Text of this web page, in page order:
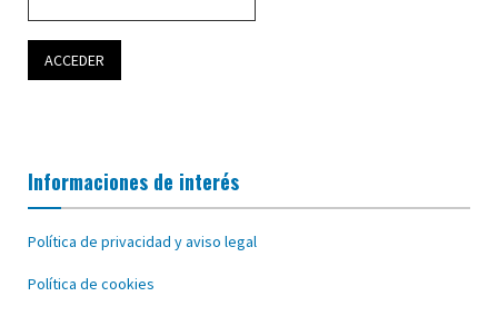
Informaciones de interés
Política de privacidad y aviso legal
Política de cookies